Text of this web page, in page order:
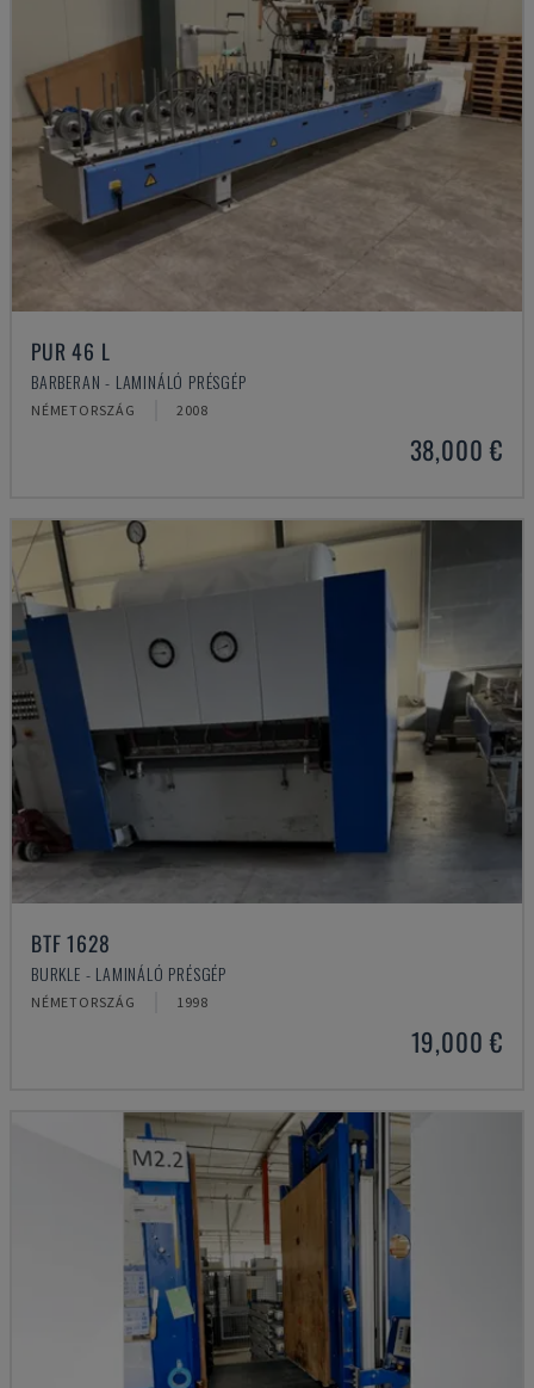
PUR 46 L
BARBERAN - LAMINÁLÓ PRÉSGÉP
NÉMETORSZÁG 2008
38,000 €
BTF 1628
BURKLE - LAMINÁLÓ PRÉSGÉP
NÉMETORSZÁG 1998
19,000 €